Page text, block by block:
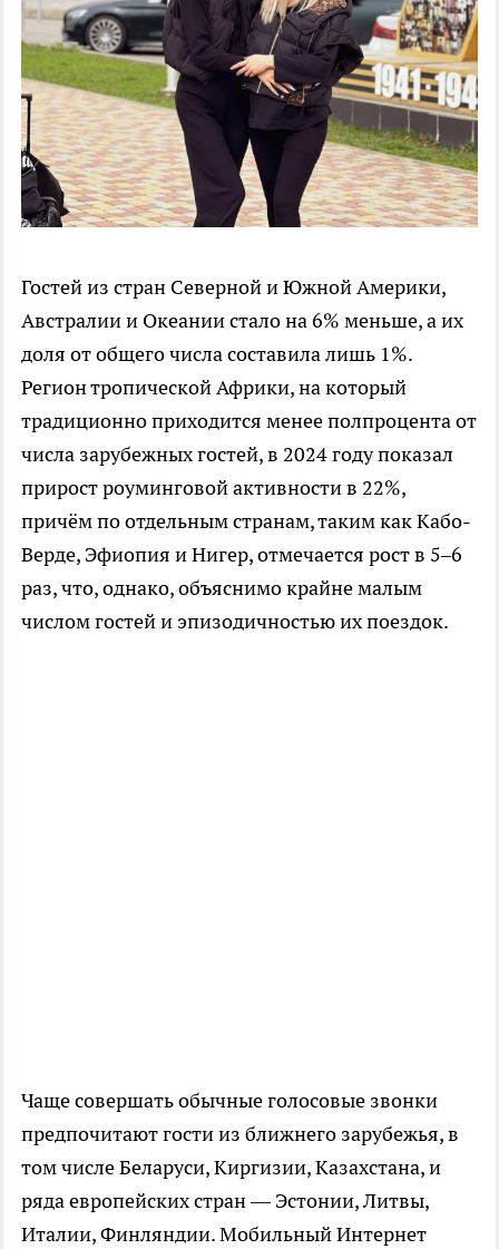
Гостей из стран Северной и Южной Америки,
Австралии и Океании стало на 6% меньше, а их
доля от общего числа составила лишь 1%.
Регион тропической Африки, на который
традиционно приходится менее полпроцента от
числа зарубежных гостей, в 2024 году показал
прирост роуминговой активности в 22%,
причём по отдельным странам, таким как Кабо-
Верде, Эфиопия и Нигер, отмечается рост в 5–6
раз, что, однако, объяснимо крайне малым
числом гостей и эпизодичностью их поездок.
Чаще совершать обычные голосовые звонки
предпочитают гости из ближнего зарубежья, в
том числе Беларуси, Киргизии, Казахстана, и
ряда европейских стран — Эстонии, Литвы,
Италии, Финляндии. Мобильный Интернет